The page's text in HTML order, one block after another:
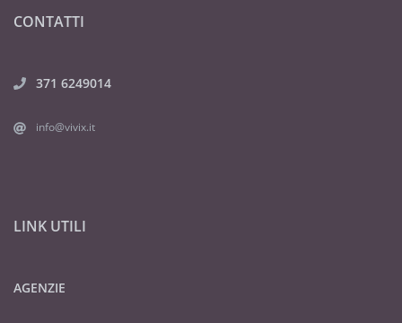
CONTATTI
371 6249014
info@vivix.it
LINK UTILI
AGENZIE